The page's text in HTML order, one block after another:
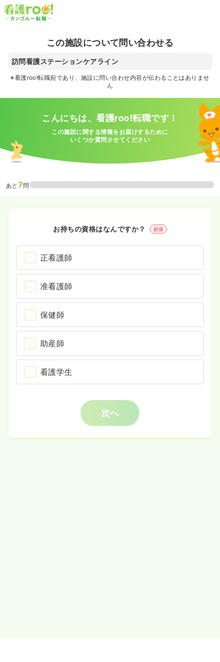
この施設について問い合わせる
訪問看護ステーションケアライン
※看護roo!転職宛であり、施設に問い合わせ内容が伝わることはありませ
ん
こんにちは、看護roo!転職です！
この施設に関する情報をお届けするために
いくつか質問させてください
あと 7問
お持ちの資格はなんですか？ 必須
正看護師
准看護師
保健師
助産師
看護学生
次へ